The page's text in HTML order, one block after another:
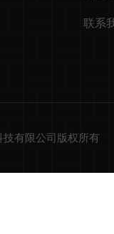
联系
有限公司版权所有